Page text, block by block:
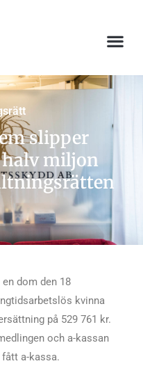
slipper
halv miljon
dom den 18
kvinna
på 529 761 kr.
och a-kassan
a-kassa.